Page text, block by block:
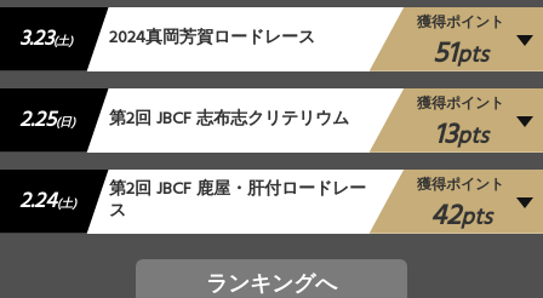
3.23(土) 2024真岡芳賀ロードレース
獲得ポイント
51pts
2.25(日) 第2回 JBCF 志布志クリテリウム
獲得ポイント
13pts
2.24(土) 第2回 JBCF 鹿屋・肝付ロードレー
ス
獲得ポイント
42pts
ランキングへ